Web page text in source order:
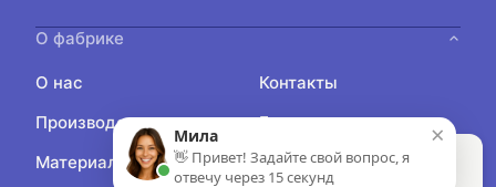
О фабрике
О нас
Контакты
Производство
Блог
Материалы
Отзывы
Продолжая пользоваться сайтом, вы даете
Согласие на использование файлов cookies
×
Мила
👋 Привет! Задайте свой вопрос, я
отвечу через 15 секунд